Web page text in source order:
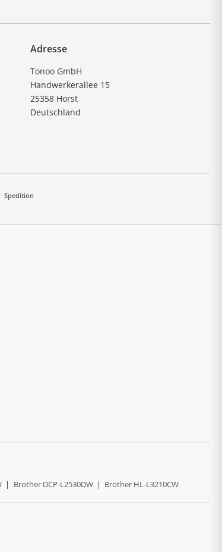
Adresse
Tonoo GmbH
Handwerkerallee 15
25358 Horst
Deutschland
Spedition
| Brother DCP-L2530DW | Brother HL-L3210CW